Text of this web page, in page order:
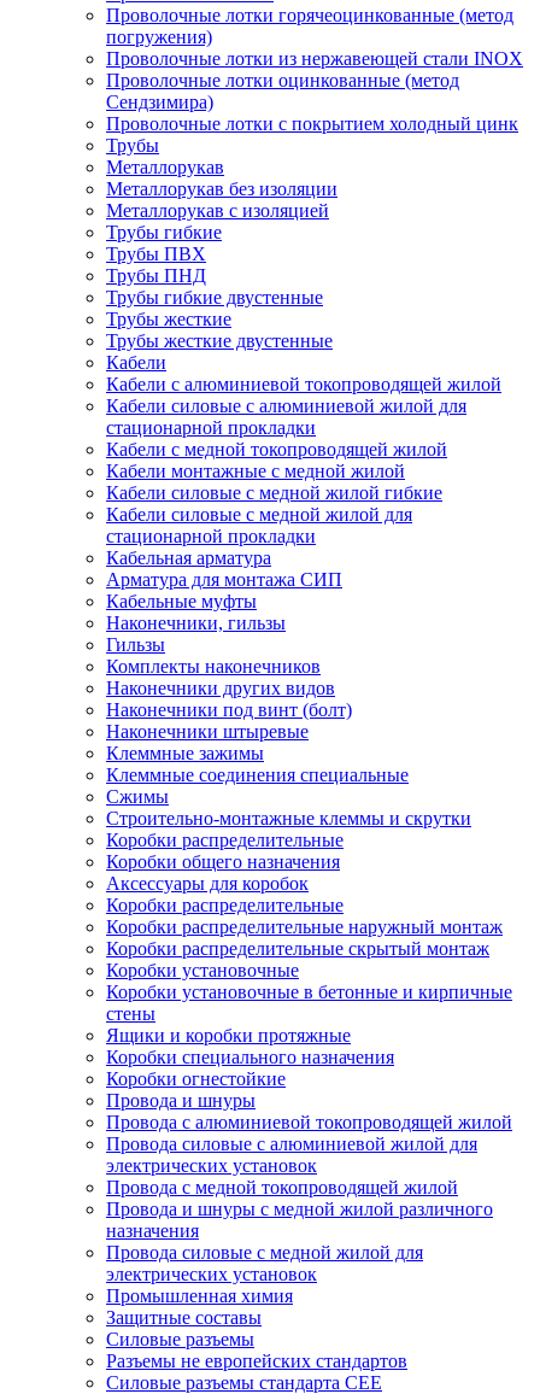
Проволочные лотки горячеоцинкованные (метод
погружения)
Проволочные лотки из нержавеющей стали INOX
Проволочные лотки оцинкованные (метод
Сендзимира)
Проволочные лотки с покрытием холодный цинк
Трубы
Металлорукав
Металлорукав без изоляции
Металлорукав с изоляцией
Трубы гибкие
Трубы ПВХ
Трубы ПНД
Трубы гибкие двустенные
Трубы жесткие
Трубы жесткие двустенные
Кабели
Кабели с алюминиевой токопроводящей жилой
Кабели силовые с алюминиевой жилой для
стационарной прокладки
Кабели с медной токопроводящей жилой
Кабели монтажные с медной жилой
Кабели силовые с медной жилой гибкие
Кабели силовые с медной жилой для
стационарной прокладки
Кабельная арматура
Арматура для монтажа СИП
Кабельные муфты
Наконечники, гильзы
Гильзы
Комплекты наконечников
Наконечники других видов
Наконечники под винт (болт)
Наконечники штыревые
Клеммные зажимы
Клеммные соединения специальные
Сжимы
Строительно-монтажные клеммы и скрутки
Коробки распределительные
Коробки общего назначения
Аксессуары для коробок
Коробки распределительные
Коробки распределительные наружный монтаж
Коробки распределительные скрытый монтаж
Коробки установочные
Коробки установочные в бетонные и кирпичные
стены
Ящики и коробки протяжные
Коробки специального назначения
Коробки огнестойкие
Провода и шнуры
Провода с алюминиевой токопроводящей жилой
Провода силовые с алюминиевой жилой для
электрических установок
Провода с медной токопроводящей жилой
Провода и шнуры с медной жилой различного
назначения
Провода силовые с медной жилой для
электрических установок
Промышленная химия
Защитные составы
Силовые разъемы
Разъемы не европейских стандартов
Силовые разъемы стандарта CEE